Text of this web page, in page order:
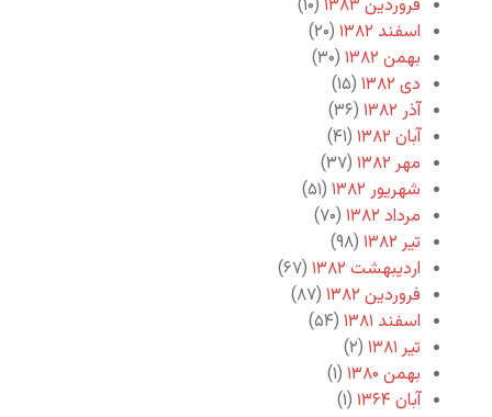
فروردین ۱۳۸۳
(۱۰)
اسفند ۱۳۸۲
(۲۰)
بهمن ۱۳۸۲
(۳۰)
دی ۱۳۸۲
(۱۵)
آذر ۱۳۸۲
(۳۶)
آبان ۱۳۸۲
(۴۱)
مهر ۱۳۸۲
(۳۷)
شهریور ۱۳۸۲
(۵۱)
مرداد ۱۳۸۲
(۷۰)
تیر ۱۳۸۲
(۹۸)
اردیبهشت ۱۳۸۲
(۶۷)
فروردین ۱۳۸۲
(۸۷)
اسفند ۱۳۸۱
(۵۴)
تیر ۱۳۸۱
(۲)
بهمن ۱۳۸۰
(۱)
آبان ۱۳۶۴
(۱)